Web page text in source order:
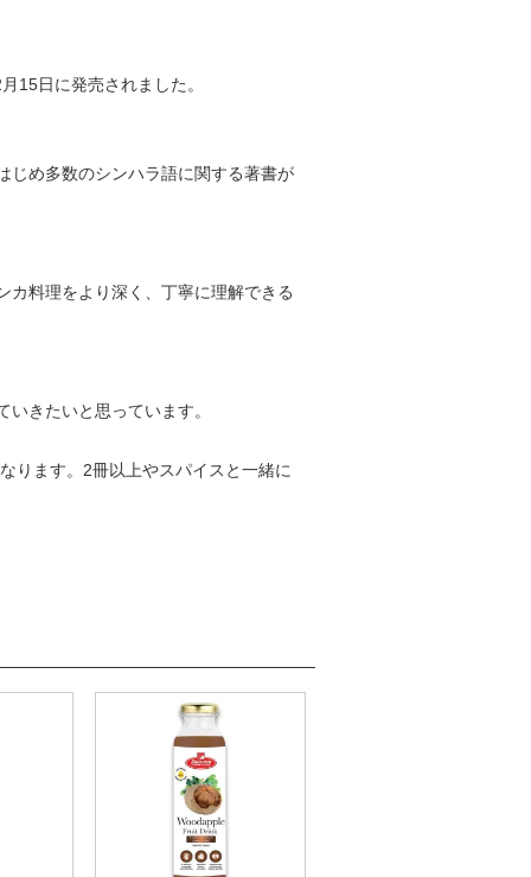
15日に発売されました。
じめ多数のシンハラ語に関する著書が
カ料理をより深く、丁寧に理解できる
きたいと思っています。
ります。2冊以上やスパイスと一緒に